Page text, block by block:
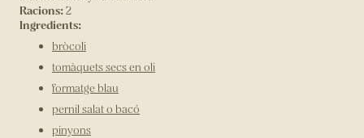
Racions:2
Ingredients:
bròcoli
tomàquets secs en oli
formatge blau
pernil salat o bacó
pinyons